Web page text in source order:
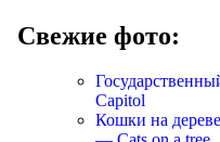
Свежие фото:
Capitol
Кошки на